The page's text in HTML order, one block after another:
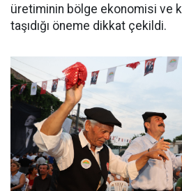
üretiminin bölge ekonomisi ve
taşıdığı öneme dikkat çekildi.